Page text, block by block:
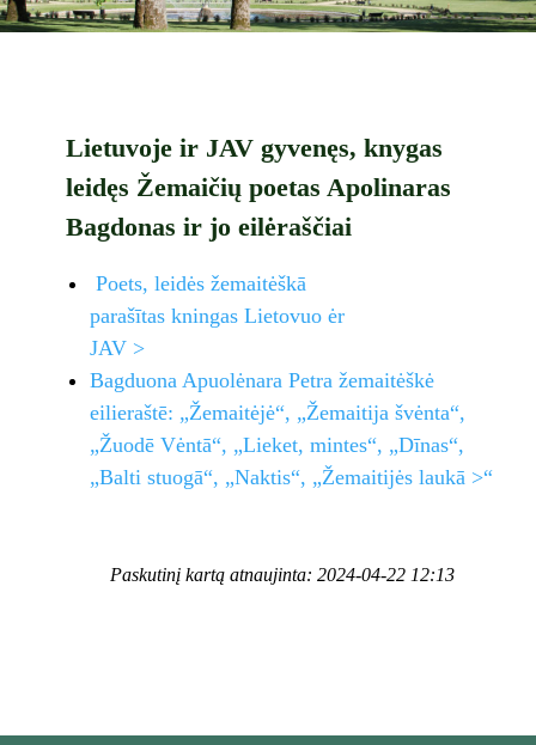
Lietuvoje ir JAV gyvenęs, knygas
leidęs Žemaičių poetas Apolinaras
Bagdonas ir jo eilėraščiai
Poets, leidės žemaitėškā
parašītas kningas Lietovuo ėr
JAV >
Bagduona Apuolėnara Petra žemaitėškė
eilieraštē: „Žemaitėjė“, „Žemaitija švėnta“,
„Žuodē Vėntā“, „Lieket, mintes“, „Dīnas“,
„Balti stuogā“, „Naktis“, „Žemaitijės laukā >“
Paskutinį kartą atnaujinta: 2024-04-22 12:13